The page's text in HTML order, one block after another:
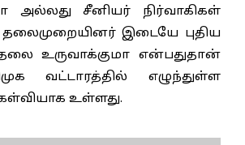
அல்லது சீனியர் நிர்வாகிகள்
இடையே புதிய
உருவாக்குமா என்பதுதான்
வட்டாரத்தில் எழுந்துள்ள
உள்ளது.